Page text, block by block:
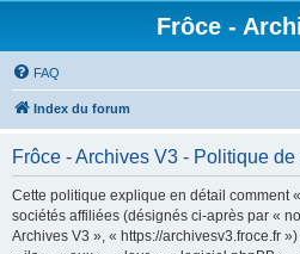
Frôce -
FAQ
Index du forum
Frôce - Archives V3 - Politique
Cette politique explique en détail comment
sociétés affiliées (désignés ci-après par «
Archives V3 », « https://archivesv3.froce.fr